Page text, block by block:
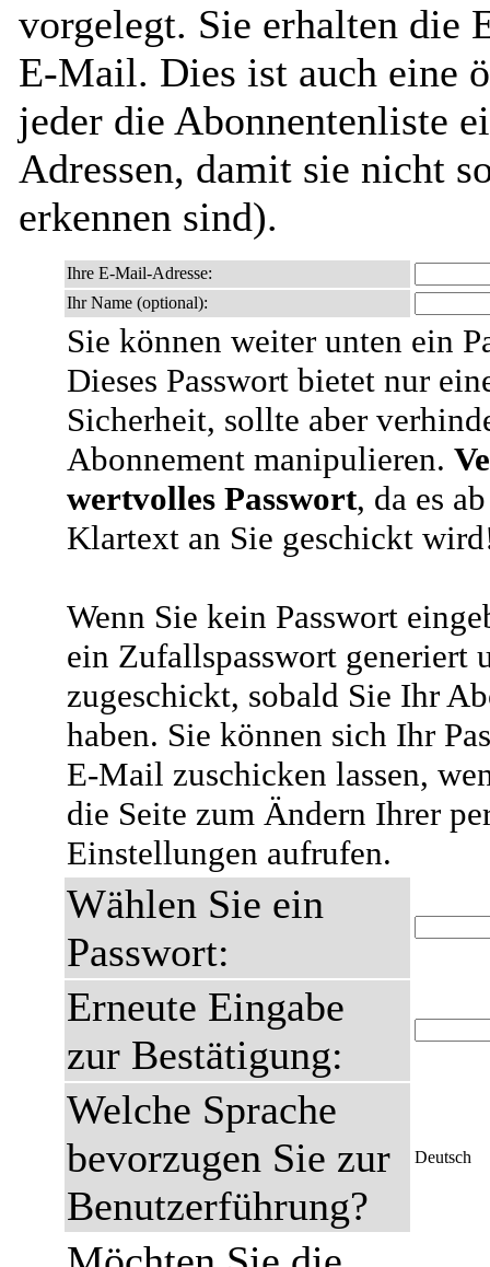
vorgelegt. Sie erhalten die
E-Mail. Dies ist auch eine
jeder die Abonnentenliste
Adressen, damit sie nicht
erkennen sind).
Ihre E-Mail-Adresse:
Ihr Name (optional):
Sie können weiter unten ein
Dieses Passwort bietet nur
Sicherheit, sollte aber
Abonnement manipulieren.
wertvolles Passwort, da es
Klartext an Sie geschickt
Wenn Sie kein Passwort
ein Zufallspasswort generiert
zugeschickt, sobald Sie Ihr
haben. Sie können sich Ihr
E-Mail zuschicken lassen,
die Seite zum Ändern Ihrer
Einstellungen aufrufen.
Wählen Sie ein
Passwort:
Erneute Eingabe
zur Bestätigung:
Welche Sprache
bevorzugen Sie zur
Benutzerführung?
Deutsch